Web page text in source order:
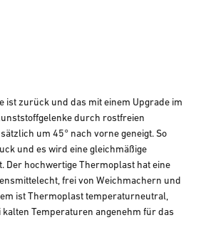
ist zurück und das mit einem Upgrade im
durch rostfreien
um 45° nach vorne geneigt. So
und es wird eine gleichmäßige
Der hochwertige Thermoplast hat eine
frei von Weichmachern und
ist Thermoplast temperaturneutral,
kalten Temperaturen angenehm für das